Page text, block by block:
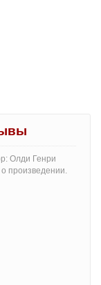
Олди Генри
произведении.